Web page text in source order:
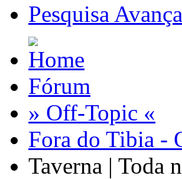
Pesquisa
Fórum
» Off-Topic «
Fora do Tibia -
Taverna | Toda